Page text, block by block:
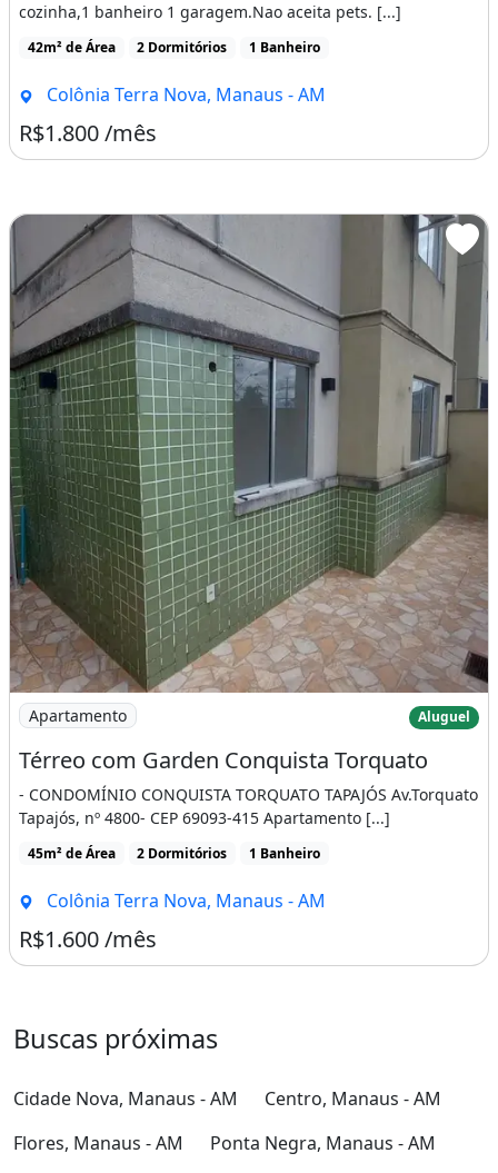
cozinha,1 banheiro 1 garagem.Nao aceita pets. [...]
42m² de Área 2 Dormitórios 1 Banheiro
Colônia Terra Nova, Manaus - AM
R$1.800 /mês
Imagem: Térreo com Garden Conquista Torquato
Apartamento Aluguel
Térreo com Garden Conquista Torquato
- CONDOMÍNIO CONQUISTA TORQUATO TAPAJÓS Av.Torquato
Tapajós, nº 4800- CEP 69093-415 Apartamento [...]
45m² de Área 2 Dormitórios 1 Banheiro
Colônia Terra Nova, Manaus - AM
R$1.600 /mês
Buscas próximas
Cidade Nova, Manaus - AM
Centro, Manaus - AM
Flores, Manaus - AM
Ponta Negra, Manaus - AM